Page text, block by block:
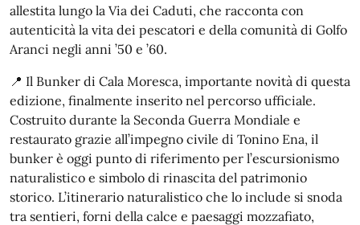
allestita lungo la Via dei Caduti, che racconta con
autenticità la vita dei pescatori e della comunità di Golfo
Aranci negli anni ’50 e ’60.
📍 Il Bunker di Cala Moresca, importante novità di questa
edizione, finalmente inserito nel percorso ufficiale.
Costruito durante la Seconda Guerra Mondiale e
restaurato grazie all’impegno civile di Tonino Ena, il
bunker è oggi punto di riferimento per l’escursionismo
naturalistico e simbolo di rinascita del patrimonio
storico. L’itinerario naturalistico che lo include si snoda
tra sentieri, forni della calce e paesaggi mozzafiato,